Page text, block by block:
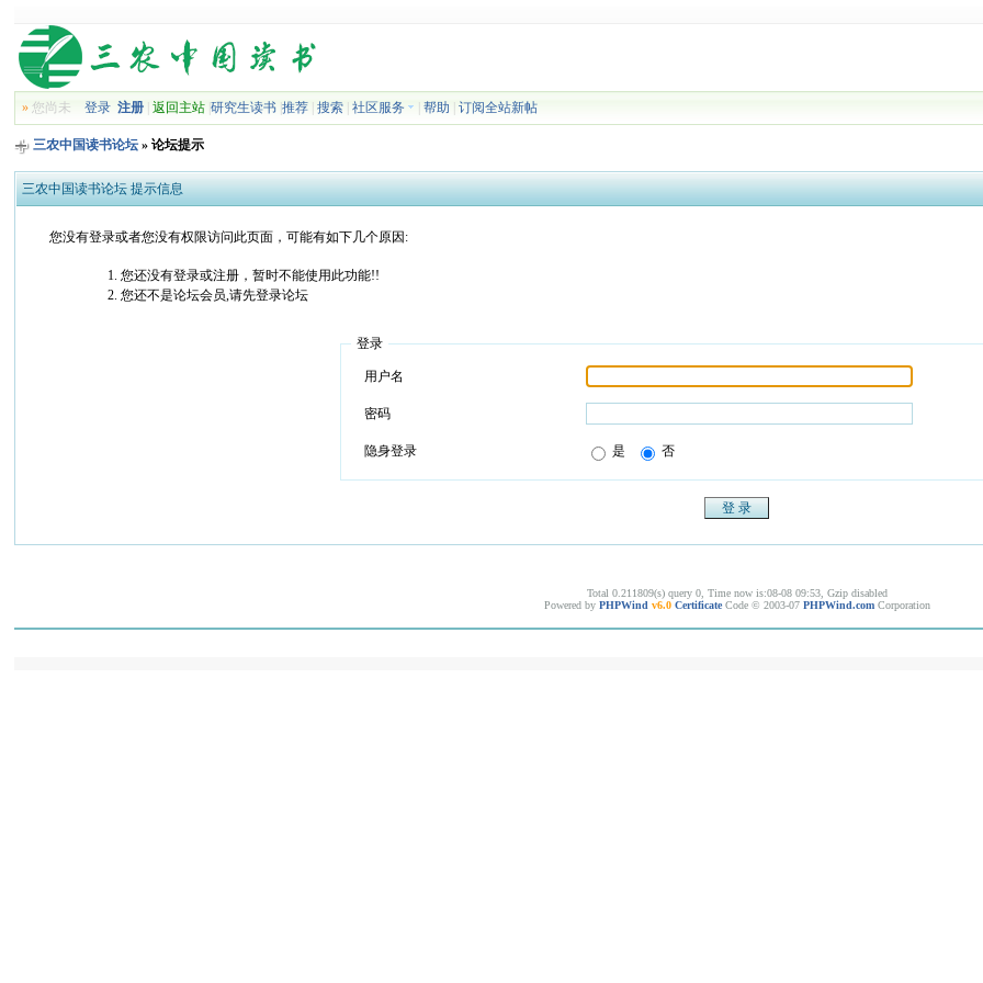
» 您尚未登录 注册 |返回主站 |研究生读书 |推荐 |搜索 |社区服务 |帮助 |订阅全站新帖
三农中国读书论坛 » 论坛提示
三农中国读书论坛 提示信息
您没有登录或者您没有权限访问此页面，可能有如下几个原因:
您还没有登录或注册，暂时不能使用此功能!!
您还不是论坛会员,请先登录论坛
登录
用户名
密码
隐身登录 是 否
Total 0.211809(s) query 0, Time now is:08-08 09:53, Gzip disabled
Powered by PHPWind v6.0 Certificate Code © 2003-07 PHPWind.com Corporation